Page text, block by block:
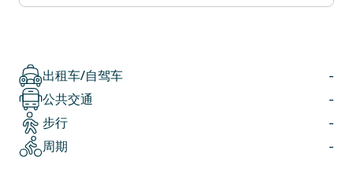
出租车/自驾车
-
公共交通
-
步行
-
周期
-